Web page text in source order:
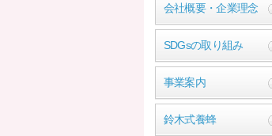
会社概要・企業理念
SDGsの取り組み
事業案内
鈴木式養蜂